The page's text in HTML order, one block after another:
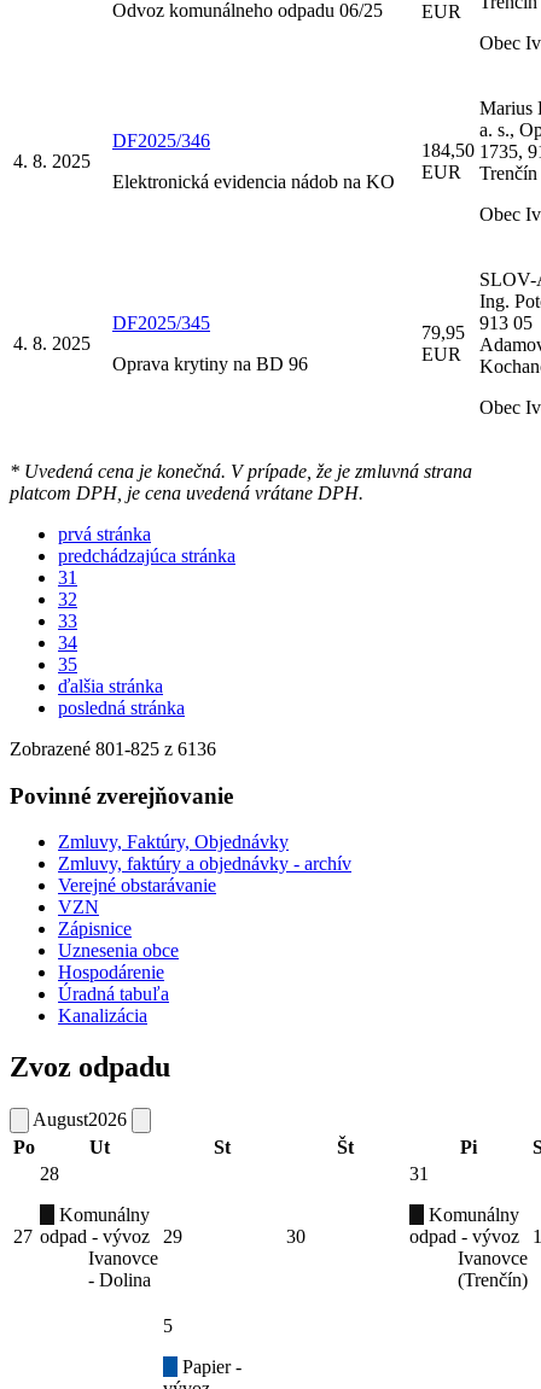
Odvoz komunálneho odpadu 06/25 EUR
Obec
4. 8. 2025
DF2025/346
Elektronická evidencia nádob na KO
184,50
EUR
Marius
a. s.,
1735,
Trenčín
Obec
4. 8. 2025
DF2025/345
Oprava krytiny na BD 96
79,95
EUR
Ing.
913 05
Obec
* Uvedená cena je konečná. V prípade, že je zmluvná strana
platcom DPH, je cena uvedená vrátane DPH.
prvá stránka
predchádzajúca stránka
31
32
33
34
35
ďalšia stránka
posledná stránka
Zobrazené 801-825 z 6136
Povinné zverejňovanie
Zmluvy, Faktúry, Objednávky
Zmluvy, faktúry a objednávky - archív
Verejné obstarávanie
VZN
Zápisnice
Uznesenia obce
Hospodárenie
Úradná tabuľa
Kanalizácia
Zvoz odpadu
August2026
Po
Ut St Št Pi
27
28
Komunálny
odpad - vývoz
Ivanovce
- Dolina
29 30
31
Komunálny
odpad - vývoz
Ivanovce
(Trenčín)
1
5
Papier -